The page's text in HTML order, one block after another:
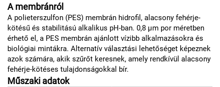
A membránról
A polieterszulfon (PES) membrán hidrofil, alacsony fehérje-
kötésű és stabilitású alkalikus pH-ban. 0,8 µm por méretben
érhető el, a PES membrán ajánlott vízibb alkalmazásokra és
biológiai mintákra. Alternatív választási lehetőséget képeznek
azok számára, akik szűrőt keresnek, amely rendkívül alacsony
fehérje-kötéses tulajdonságokkal bír.
Műszaki adatok